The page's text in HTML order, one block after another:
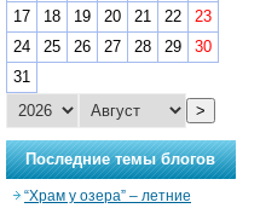
17
18 19 20 21 22
23
24
25 26 27 28 29
30
31
>
Последние темы блогов
“Храм у озера” – летние